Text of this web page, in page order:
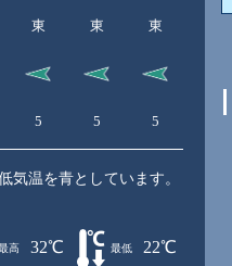
東 東 東
5 5 5
温を青としています。
高 32℃ 最低 22℃